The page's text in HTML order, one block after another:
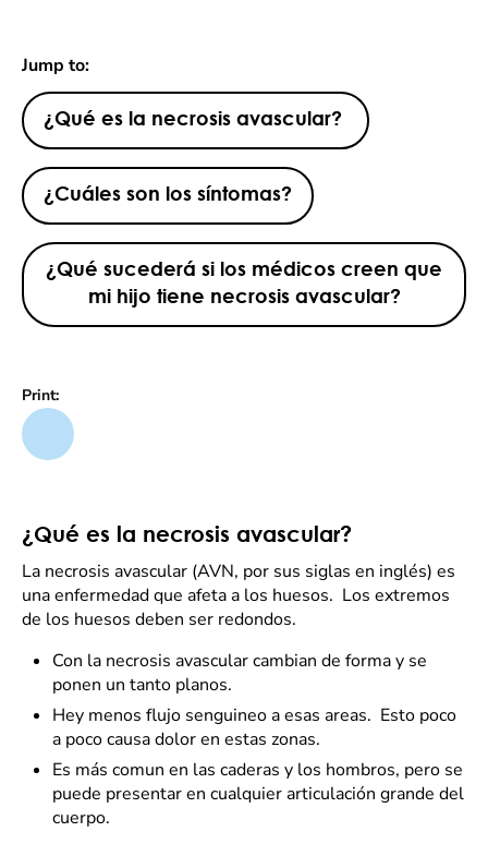
Jump to:
¿Qué es la necrosis avascular?
¿Cuáles son los síntomas?
¿Qué sucederá si los médicos creen que
mi hijo tiene necrosis avascular?
Print:
¿Qué es la necrosis avascular?
La necrosis avascular (AVN, por sus siglas en inglés) es
una enfermedad que afeta a los huesos. Los extremos
de los huesos deben ser redondos.
Con la necrosis avascular cambian de forma y se
ponen un tanto planos.
Hey menos flujo senguineo a esas areas. Esto poco
a poco causa dolor en estas zonas.
Es más comun en las caderas y los hombros, pero se
puede presentar en cualquier articulación grande del
cuerpo.